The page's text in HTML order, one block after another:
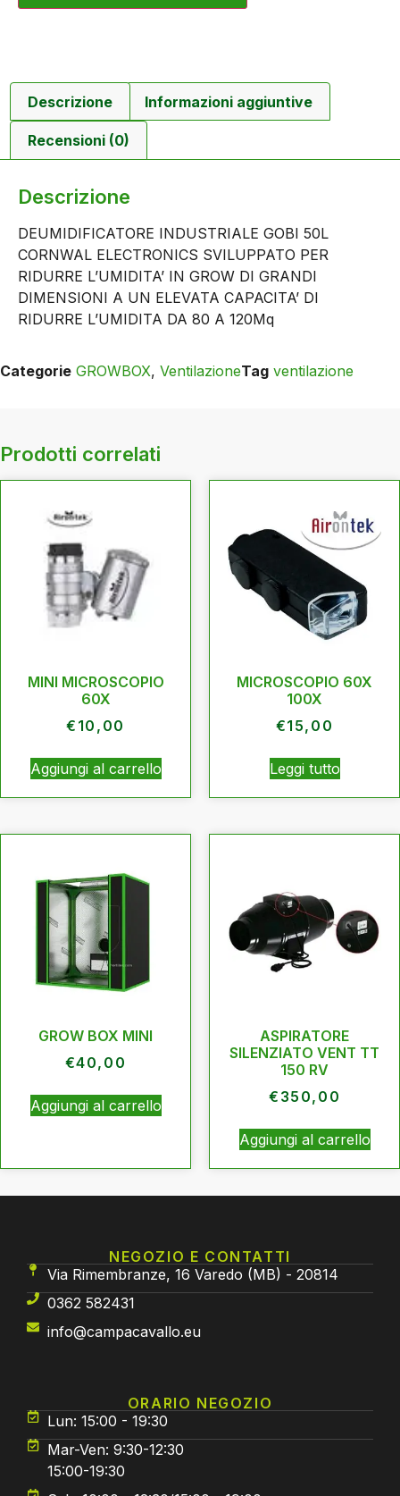
Descrizione Informazioni aggiuntive
Recensioni (0)
Descrizione
DEUMIDIFICATORE INDUSTRIALE GOBI 50L
CORNWAL ELECTRONICS SVILUPPATO PER
RIDURRE L’UMIDITA’ IN GROW DI GRANDI
DIMENSIONI A UN ELEVATA CAPACITA’ DI
RIDURRE L’UMIDITA DA 80 A 120Mq
Categorie GROWBOX, VentilazioneTag ventilazione
Prodotti correlati
MINI MICROSCOPIO
60X
€ 10,00
Aggiungi al carrello
MICROSCOPIO 60X
100X
€15,00
Leggi tutto
GROW BOX MINI
€40,00
Aggiungi al carrello
ASPIRATORE
SILENZIATO VENT TT
150 RV
€ 350,00
Aggiungi al carrello
NEGOZIO E CONTATTI
Via Rimembranze, 16 Varedo (MB) - 20814
0362 582431
info@campacavallo.eu
ORARIO NEGOZIO
Lun: 15:00 - 19:30
Mar-Ven: 9:30-12:30
15:00-19:30